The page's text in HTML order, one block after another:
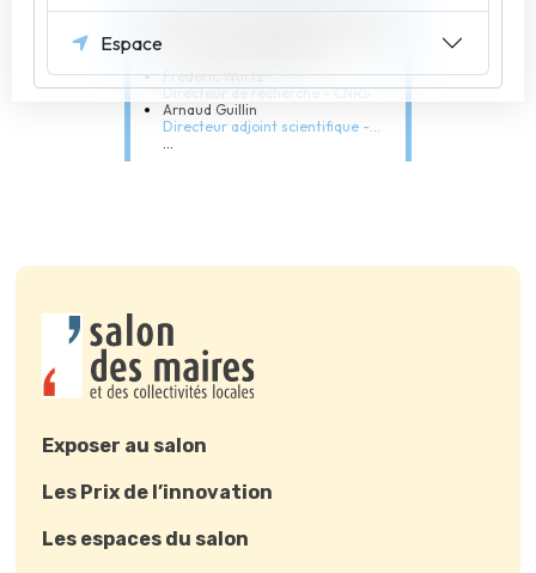
Exposer au salon
Les Prix de l’innovation
Les espaces du salon